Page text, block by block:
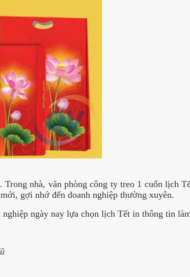
Trong nhà, văn phòng công ty treo 1 cuốn lịch
gợi nhớ đến doanh nghiệp thường xuyên.
ngày nay lựa chọn lịch Tết in thông tin